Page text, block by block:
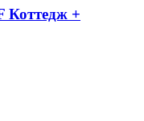
Коттедж +